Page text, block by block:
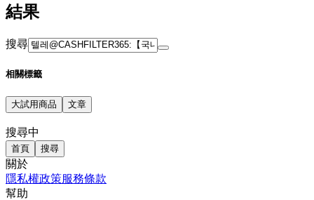
結果
搜尋
相關標籤
大試用商品 文章
搜尋中
首頁 搜尋
關於
隱私權政策服務條款
幫助